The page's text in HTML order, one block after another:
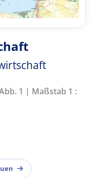
1 | Maßstab 1 :